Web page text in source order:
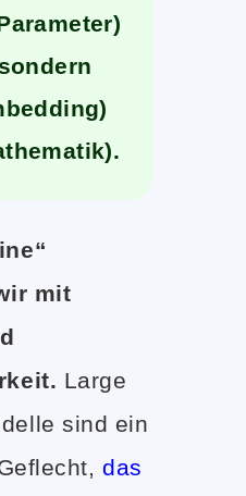
mit
Large
sind ein
das